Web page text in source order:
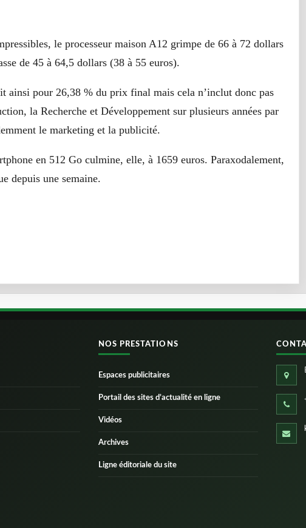
le processeur maison A12 grimpe de 66 à 72 dollars
de 45 à 64,5 dollars (38 à 55 euros).
ainsi pour 26,38 % du prix final mais cela n’inclut donc pas
la Recherche et Développement sur plusieurs années par
le marketing et la publicité.
en 512 Go culmine, elle, à 1659 euros. Paraxodalement,
depuis une semaine.
NOS PRESTATIONS
Espaces publicitaires
Portail des sites d’actualité en ligne
Vidéos
Archives
Ligne éditoriale du site